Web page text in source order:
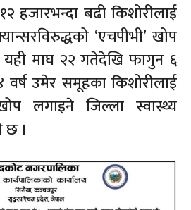
हजारभन्दा बढी किशोरीलाई
‘एचपीभी’ खोप
माघ २२ गतेदेखि फागुन ६
उमेर समूहका किशोरीलाई
लगाइने जिल्ला स्वास्थ्य
छ ।